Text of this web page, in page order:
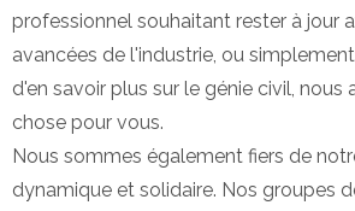
professionnel souhaitant rester à jour
avancées de l'industrie, ou
d'en savoir plus sur le génie civil, nous
chose pour vous.
Nous sommes également fiers de
dynamique et solidaire. Nos groupes